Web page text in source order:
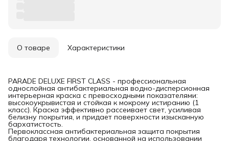
О товаре Характеристики
PARADE DELUXE FIRST CLASS - профессиональная
однослойная антибактериальная водно-дисперсионная
интерьерная краска с превосходными показателями:
высокоукрывистая и стойкая к мокрому истиранию (1
класс). Краска эффективно рассеивает свет, усиливая
белизну покрытия, и придает поверхности изысканную
бархатистость.
Первоклассная антибактериальная защита покрытия
благодаря технологии, основанной на использовании